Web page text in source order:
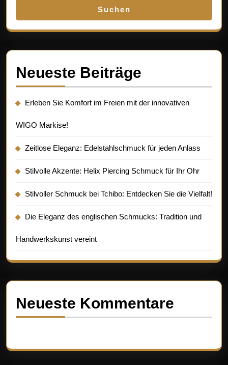
Suchen
Neueste Beiträge
Erleben Sie Komfort im Freien mit der innovativen
WIGO Markise!
Zeitlose Eleganz: Edelstahlschmuck für jeden Anlass
Stilvolle Akzente: Helix Piercing Schmuck für Ihr Ohr
Stilvoller Schmuck bei Tchibo: Entdecken Sie die Vielfalt!
Die Eleganz des englischen Schmucks: Tradition und
Handwerkskunst vereint
Neueste Kommentare